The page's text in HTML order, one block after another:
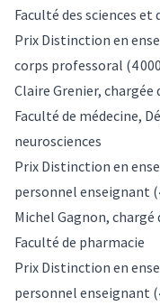
Faculté des sciences
Prix Distinction en
corps professoral (4
Claire Grenier, chargée
Faculté de médecine,
neurosciences
Prix Distinction en
personnel enseignant
Michel Gagnon, chargé
Faculté de pharmacie
Prix Distinction en
personnel enseignant